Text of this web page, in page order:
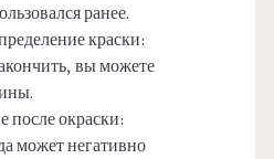
ранее.
краски:
вы можете
после окраски:
может негативно